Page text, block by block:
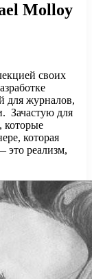
Molloy
своих
для журналов,
Зачастую для
которые
которая
это реализм,